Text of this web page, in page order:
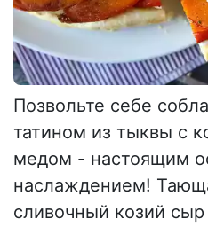
Позвольте себе
татином из тыквы с
медом - настоящим
наслаждением!
сливочный козий сыр